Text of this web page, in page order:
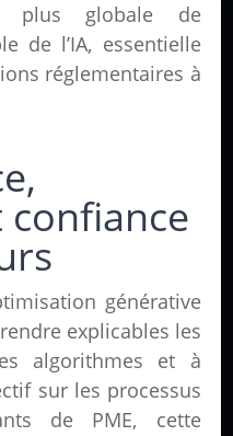
plus globale de
de l’IA, essentielle
réglementaires à
générative
explicables les
algorithmes et à
sur les processus
de PME, cette